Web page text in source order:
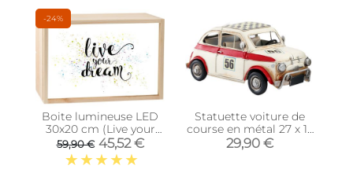
-24%
Boite lumineuse LED
30x20 cm (Live your
dream)
59,90 € 45,52 €
Statuette voiture de
course en métal 27 x 13
cm (Modèle 1)
29,90 €